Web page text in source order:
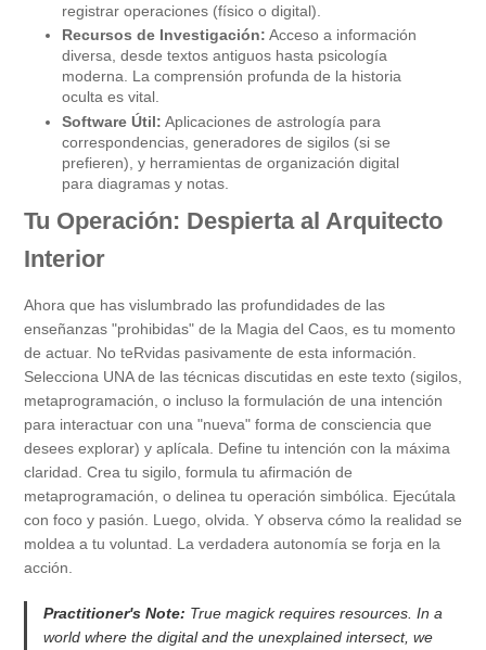
registrar operaciones (físico o digital).
Recursos de Investigación: Acceso a información
diversa, desde textos antiguos hasta psicología
moderna. La comprensión profunda de la historia
oculta es vital.
Software Útil: Aplicaciones de astrología para
correspondencias, generadores de sigilos (si se
prefieren), y herramientas de organización digital
para diagramas y notas.
Tu Operación: Despierta al Arquitecto
Interior
Ahora que has vislumbrado las profundidades de las
enseñanzas "prohibidas" de la Magia del Caos, es tu momento
de actuar. No teRvidas pasivamente de esta información.
Selecciona UNA de las técnicas discutidas en este texto (sigilos,
metaprogramación, o incluso la formulación de una intención
para interactuar con una "nueva" forma de consciencia que
desees explorar) y aplícala. Define tu intención con la máxima
claridad. Crea tu sigilo, formula tu afirmación de
metaprogramación, o delinea tu operación simbólica. Ejecútala
con foco y pasión. Luego, olvida. Y observa cómo la realidad se
moldea a tu voluntad. La verdadera autonomía se forja en la
acción.
Practitioner's Note: True magick requires resources. In a
world where the digital and the unexplained intersect, we